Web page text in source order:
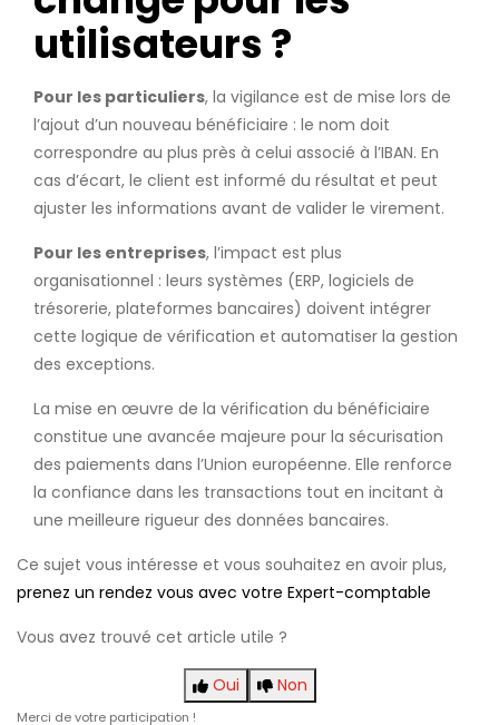
utilisateurs ?
Pour les particuliers, la vigilance est de mise lors de
l’ajout d’un nouveau bénéficiaire : le nom doit
correspondre au plus près à celui associé à l’IBAN. En
cas d’écart, le client est informé du résultat et peut
ajuster les informations avant de valider le virement.
Pour les entreprises, l’impact est plus
organisationnel : leurs systèmes (ERP, logiciels de
trésorerie, plateformes bancaires) doivent intégrer
cette logique de vérification et automatiser la gestion
des exceptions.
La mise en œuvre de la vérification du bénéficiaire
constitue une avancée majeure pour la sécurisation
des paiements dans l’Union européenne. Elle renforce
la confiance dans les transactions tout en incitant à
une meilleure rigueur des données bancaires.
Ce sujet vous intéresse et vous souhaitez en avoir plus,
prenez un rendez vous avec votre Expert-comptable
Vous avez trouvé cet article utile ?
Oui Non
Merci de votre participation !